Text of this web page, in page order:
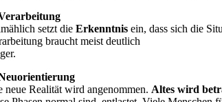
setzt die Erkenntnis ein, dass sich die
braucht meist deutlich
neue Realität wird angenommen.Altes wird